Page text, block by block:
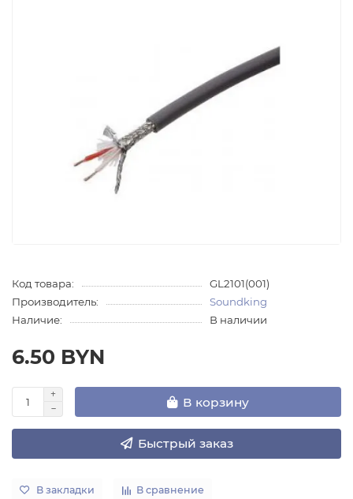
Код товара:
GL2101(001)
Производитель:
Soundking
Наличие:
В наличии
6.50 BYN
В корзину
Быстрый заказ
В закладки В сравнение